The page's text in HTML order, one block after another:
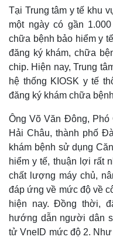
Thế giới
Quan sát
Cuộc sống đó đây
Hồ sơ
Tại Trung tâm y tế khu
một ngày có gần
chữa bệnh bảo hiểm y
đăng ký khám, chữa
chip. Hiện nay, Trung
hệ thống KIOSK y tế
đăng ký khám chữa
Ông Võ Văn Đông, Phó
Hải Châu, thành phố
khám bệnh sử dụng
hiểm y tế, thuận lợi rất
chất lượng máy chủ,
đáp ứng về mức độ về
hiện nay. Đồng thời,
hướng dẫn người dân
tử VneID mức độ 2.